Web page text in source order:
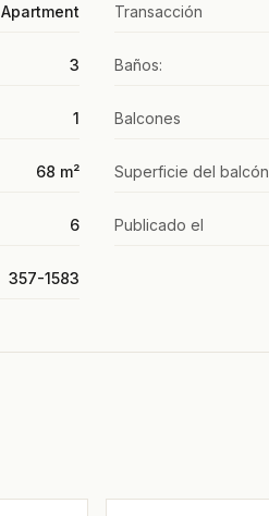
Apartment Transacción
3 Baños:
1 Balcones
68 m² Superficie del balcón
6 Publicado el
357-1583